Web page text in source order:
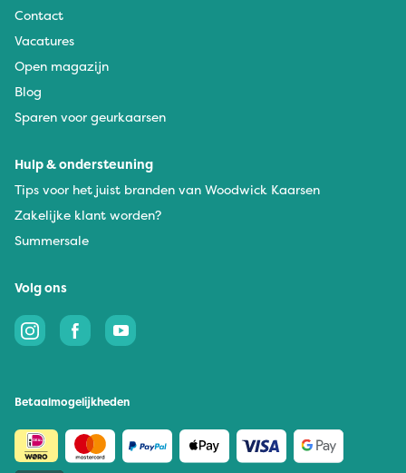
Contact
Vacatures
Open magazijn
Blog
Sparen voor geurkaarsen
Hulp & ondersteuning
Tips voor het juist branden van Woodwick Kaarsen
Zakelijke klant worden?
Summersale
Volg ons
Betaalmogelijkheden